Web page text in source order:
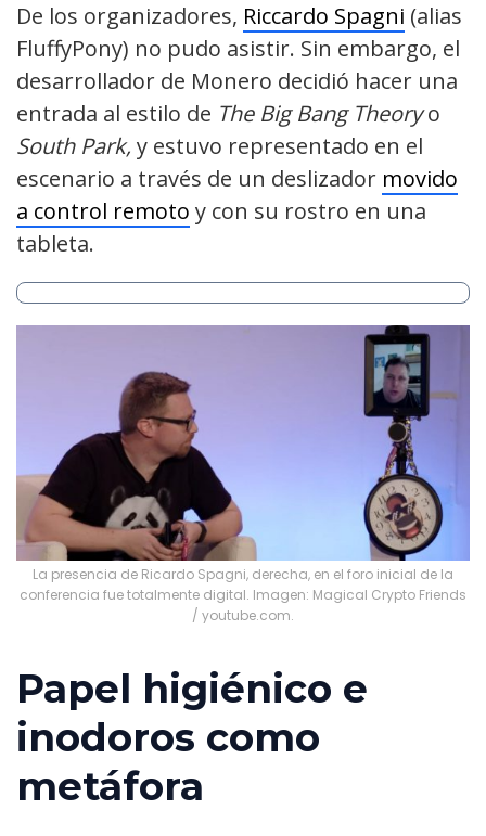
De los organizadores, Riccardo Spagni (alias
FluffyPony) no pudo asistir. Sin embargo, el
desarrollador de Monero decidió hacer una
entrada al estilo de The Big Bang Theoryo
South Park, y estuvo representado en el
escenario a través de un deslizador movido
a control remoto y con su rostro en una
tableta.
La presencia de Ricardo Spagni, derecha, en el foro inicial de la
conferencia fue totalmente digital. Imagen: Magical Crypto Friends
/ youtube.com.
Papel higiénico e
inodoros como
metáfora